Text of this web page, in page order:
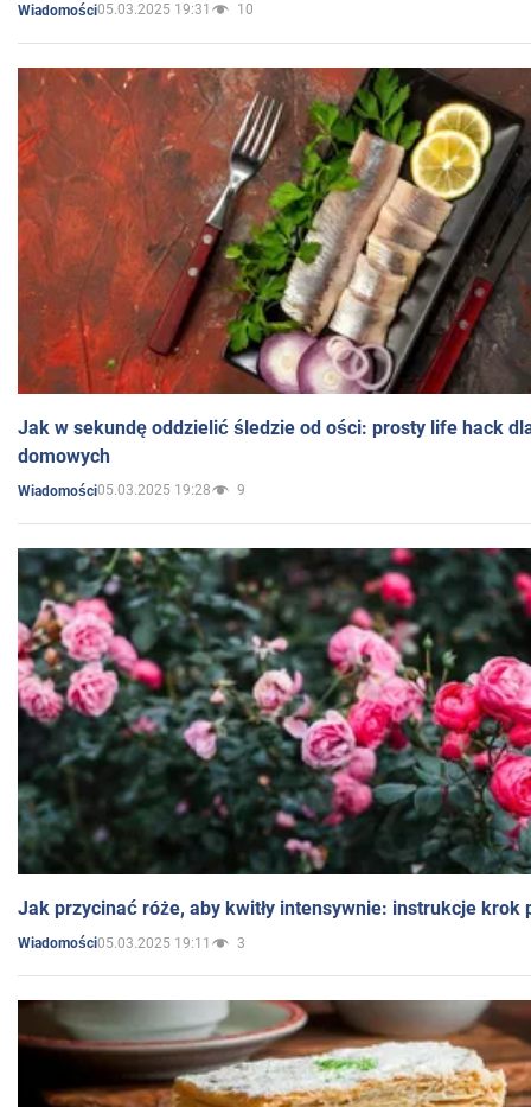
Wiadomości05.03.2025 19:31 10
Jak w sekundę oddzielić śledzie od ości: prosty life hack
domowych
Wiadomości05.03.2025 19:28 9
Jak przycinać róże, aby kwitły intensywnie: instrukcje krok
Wiadomości05.03.2025 19:11 3